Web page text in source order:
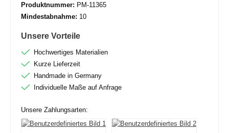
Produktnummer: PM-11365
Mindestabnahme: 10
Unsere Vorteile
Hochwertiges Materialien
Kurze Lieferzeit
Handmade in Germany
Individuelle Maße auf Anfrage
Unsere Zahlungsarten: